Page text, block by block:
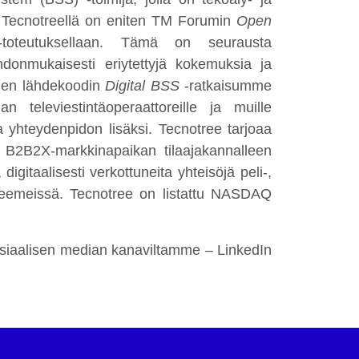
on eniten TM Forumin Open
Tämä on seurausta
eriytettyjä kokemuksia ja
lähdekoodinDigital BSS-ratkaisumme
televiestintäoperaattoreille ja muille
lisäksi. Tecnotree tarjoaa
markkinapaikan tilaajakannalleen
verkottuneita yhteisöjä peli-,
Tecnotree on listattu NASDAQ
median kanaviltamme – LinkedIn